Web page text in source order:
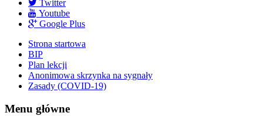
Twitter
Youtube
Google Plus
Strona startowa
BIP
Plan lekcji
Anonimowa skrzynka na sygnały
Zasady (COVID-19)
Menu główne